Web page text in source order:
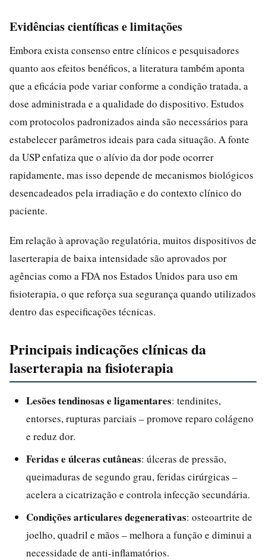
Evidências científicas e limitações
Embora exista consenso entre clínicos e pesquisadores
quanto aos efeitos benéficos, a literatura também aponta
que a eficácia pode variar conforme a condição tratada, a
dose administrada e a qualidade do dispositivo. Estudos
com protocolos padronizados ainda são necessários para
estabelecer parâmetros ideais para cada situação. A fonte
da USP enfatiza que o alívio da dor pode ocorrer
rapidamente, mas isso depende de mecanismos biológicos
desencadeados pela irradiação e do contexto clínico do
paciente.
Em relação à aprovação regulatória, muitos dispositivos de
laserterapia de baixa intensidade são aprovados por
agências como a FDA nos Estados Unidos para uso em
fisioterapia, o que reforça sua segurança quando utilizados
dentro das especificações técnicas.
Principais indicações clínicas da
laserterapia na fisioterapia
Lesões tendinosas e ligamentares: tendinites,
entorses, rupturas parciais – promove reparo colágeno
e reduz dor.
Feridas e úlceras cutâneas: úlceras de pressão,
queimaduras de segundo grau, feridas cirúrgicas –
acelera a cicatrização e controla infecção secundária.
Condições articulares degenerativas: osteoartrite de
joelho, quadril e mãos – melhora a função e diminui a
necessidade de anti-inflamatórios.